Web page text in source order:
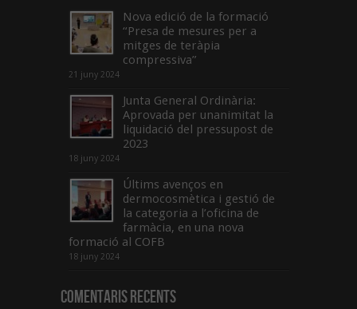
Nova edició de la formació
“Presa de mesures per a
mitges de teràpia
compressiva”
21 juny 2024
Junta General Ordinària:
Aprovada per unanimitat la
liquidació del pressupost de
2023
18 juny 2024
Últims avenços en
dermocosmètica i gestió de
la categoria a l’oficina de
farmàcia, en una nova
formació al COFB
18 juny 2024
Comentaris Recents